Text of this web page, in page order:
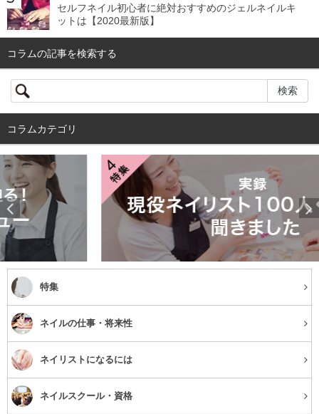
セルフネイル初心者に絶対おすすめのジェルネイルキ
ットは【2020最新版】
コラムの記事を検索する
コラムカテゴリ
特集
ネイルの仕事・将来性
ネイリストになるには
ネイルスクール・資格